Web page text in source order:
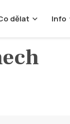
dělat Info